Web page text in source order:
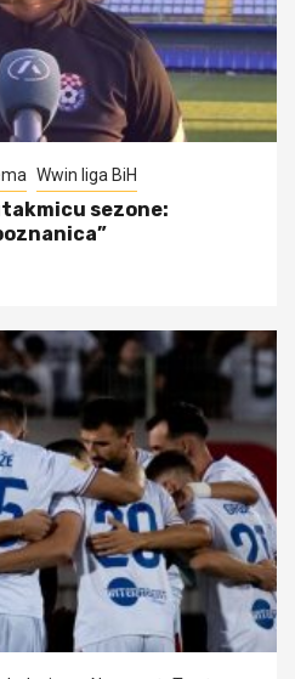
Wwin liga BiH
sezone: